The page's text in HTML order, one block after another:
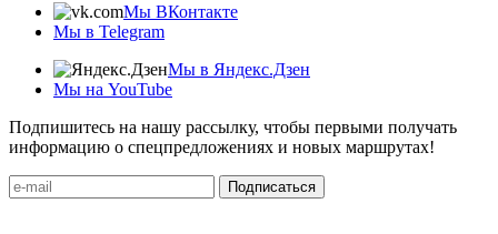
Мы ВКонтакте
Мы в Telegram
Мы в Яндекс.Дзен
Мы на YouTube
Подпишитесь на нашу рассылку, чтобы первыми получать
информацию о спецпредложениях и новых маршрутах!
Подписаться